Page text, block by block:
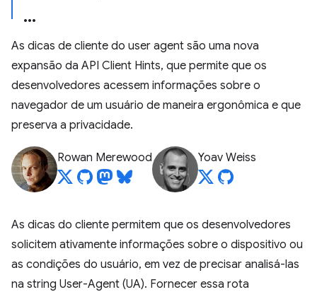
As dicas de cliente do user agent são uma nova
expansão da API Client Hints, que permite que os
desenvolvedores acessem informações sobre o
navegador de um usuário de maneira ergonômica e que
preserva a privacidade.
Rowan Merewood Yoav Weiss
As dicas do cliente permitem que os desenvolvedores
solicitem ativamente informações sobre o dispositivo ou
as condições do usuário, em vez de precisar analisá-las
na string User-Agent (UA). Fornecer essa rota